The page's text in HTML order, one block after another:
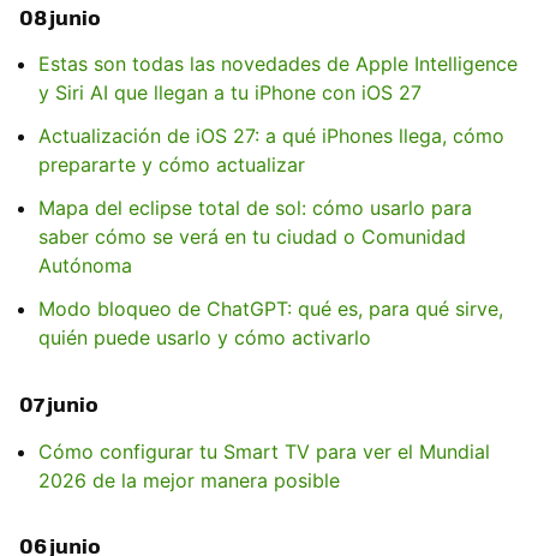
08 junio
Estas son todas las novedades de Apple Intelligence
y Siri AI que llegan a tu iPhone con iOS 27
Actualización de iOS 27: a qué iPhones llega, cómo
prepararte y cómo actualizar
Mapa del eclipse total de sol: cómo usarlo para
saber cómo se verá en tu ciudad o Comunidad
Autónoma
Modo bloqueo de ChatGPT: qué es, para qué sirve,
quién puede usarlo y cómo activarlo
07 junio
Cómo configurar tu Smart TV para ver el Mundial
2026 de la mejor manera posible
06 junio